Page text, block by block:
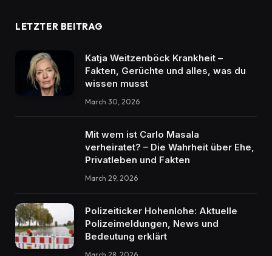
LETZTER BEITRAG
Katja Weitzenböck Krankheit –
Fakten, Gerüchte und alles, was du
wissen musst
March 30, 2026
Mit wem ist Carlo Masala
verheiratet? – Die Wahrheit über Ehe,
Privatleben und Fakten
March 29, 2026
Polizeiticker Hohenlohe: Aktuelle
Polizeimeldungen, News und
Bedeutung erklärt